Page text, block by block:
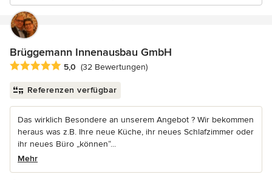
Brüggemann Innenausbau GmbH
Durchschnittliche Bewertung: 5 von 5 Sternen
5,0 (32 Bewertungen)
Referenzen verfügbar
Das wirklich Besondere an unserem Angebot ? Wir bekommen
heraus was z.B. Ihre neue Küche, ihr neues Schlafzimmer oder
ihr neues Büro „können“...
Mehr